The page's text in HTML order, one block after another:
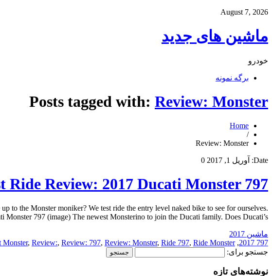
August 7, 2026
ماشین های جدید
خودرو
برگه نمونه
Posts tagged with: Review: Monster
Home
/
Review: Monster
Date: آوریل 1, 2017 0
Ride Review: 2017 Ducati Monster 797
to the Monster moniker? We test ride the entry level naked bike to see for ourselves.
797 (image) The newest Monsterino to join the Ducati family. Does Ducati’s […]
ماشین 2017
797 2017
,
Monster, Review:, Review: 797, Review: Monster, Ride 797, Ride Monster
جستجو برای:
نوشته‌های تازه